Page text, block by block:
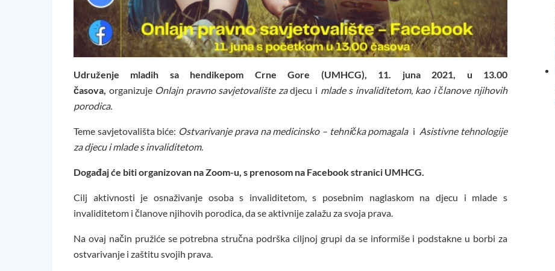
Udruženje mladih sa hendikepom Crne Gore (UMHCG), 11. juna 2021, u 13.00
časova, organizuje Onlajn pravno savjetovalište zadjecu i mlade s invaliditetom, kao i članove njihovih
porodica.
Teme savjetovališta biće: Ostvarivanje prava na medicinsko – tehnička pomagala i Asistivne tehnologije
za djecu i mlade s invaliditetom.
Događaj će biti organizovan na Zoom-u, s prenosom na Facebook stranici UMHCG.
Cilj aktivnosti je osnaživanje osoba s invaliditetom, s posebnim naglaskom na djecu i mlade s
invaliditetom i članove njihovih porodica, da se aktivnije zalažu za svoja prava.
Na ovaj način pružiće se potrebna stručna podrška ciljnoj grupi da se informiše i podstakne u borbi za
ostvarivanje i zaštitu svojih prava.